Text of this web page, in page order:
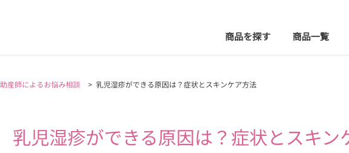
商品を探す 商品一覧
助産師によるお悩み相談 >乳児湿疹ができる原因は？症状とスキンケア方法
乳児湿疹ができる原因は？ 症状とスキン